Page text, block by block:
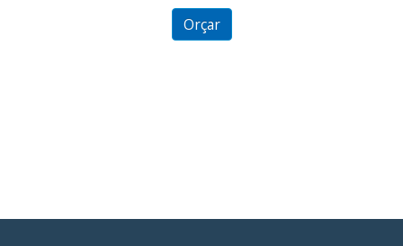
of
Orçar